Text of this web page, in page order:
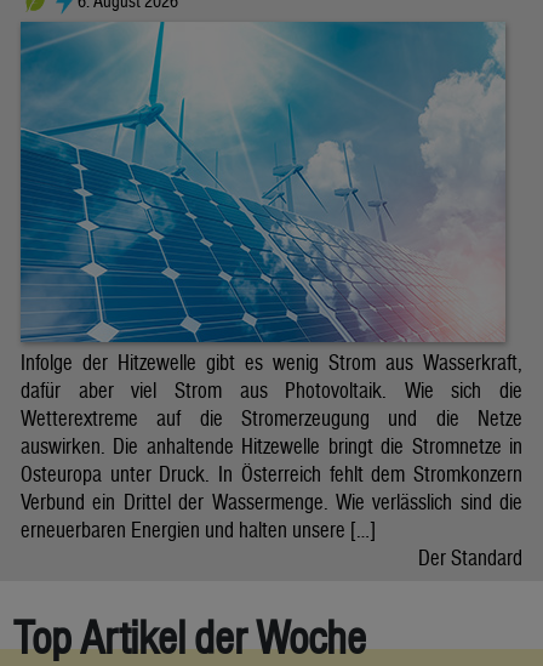
Infolge der Hitzewelle gibt es wenig Strom aus Wasserkraft,
dafür aber viel Strom aus Photovoltaik. Wie sich die
Wetterextreme auf die Stromerzeugung und die Netze
auswirken. Die anhaltende Hitzewelle bringt die Stromnetze in
Osteuropa unter Druck. In Österreich fehlt dem Stromkonzern
Verbund ein Drittel der Wassermenge. Wie verlässlich sind die
erneuerbaren Energien und halten unsere […]
Der Standard
Top Artikel der Woche